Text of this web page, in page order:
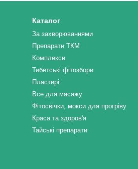
Каталог
За захворюваннями
Препарати ТКМ
Комплекси
Тибетські фітозбори
Пластирі
Все для масажу
Фітосвічки, мокси для прогріву
Краса та здоров'я
Тайські препарати